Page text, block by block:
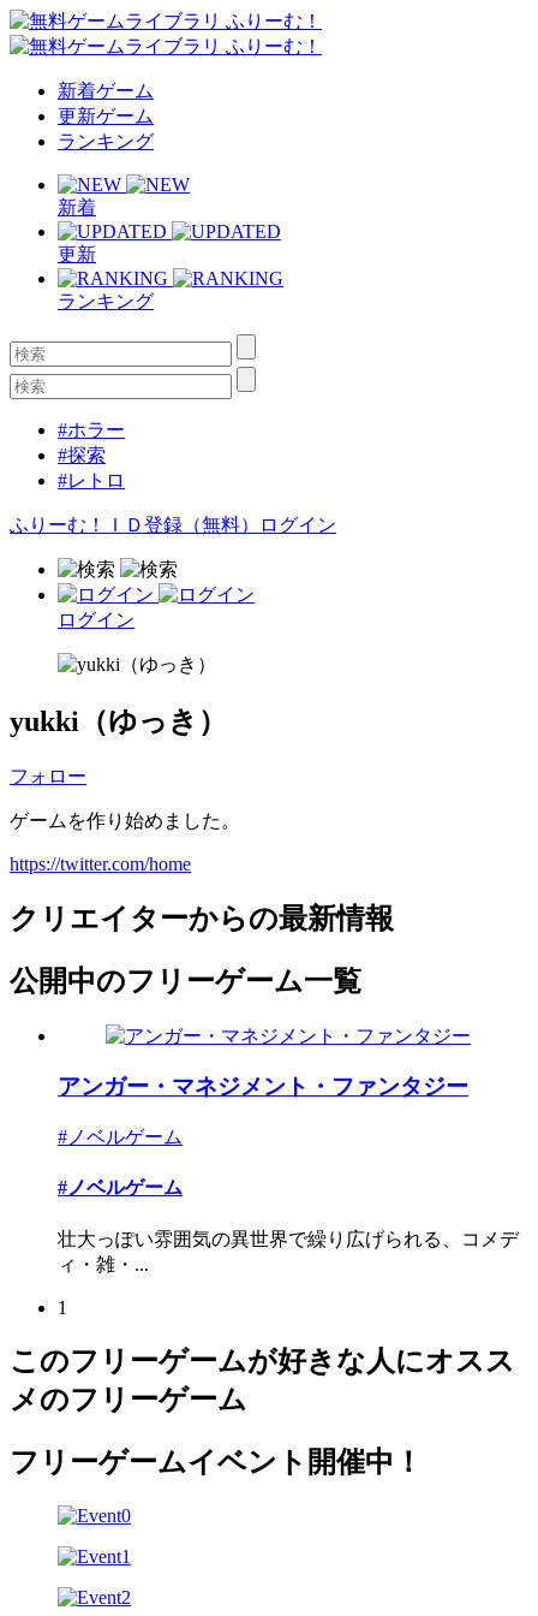
新着ゲーム
更新ゲーム
ランキング
新着
更新
ランキング
#ホラー
#探索
#レトロ
ふりーむ！ＩＤ登録（無料） ログイン
ログイン
yukki（ゆっき）
フォロー
ゲームを作り始めました。
https://twitter.com/home
クリエイターからの最新情報
公開中のフリーゲーム一覧
アンガー・マネジメント・ファンタジー
#ノベルゲーム
#ノベルゲーム
壮大っぽい雰囲気の異世界で繰り広げられる、コメデ
ィ・雑・...
1
このフリーゲームが好きな人にオスス
メのフリーゲーム
フリーゲームイベント開催中！